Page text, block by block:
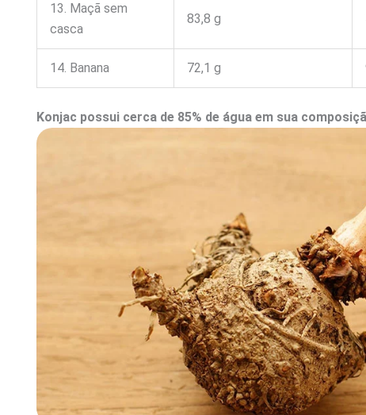
13. Maçã sem
casca
83,8 g
14. Banana 72,1 g
Konjac possui cerca de 85% de água em sua